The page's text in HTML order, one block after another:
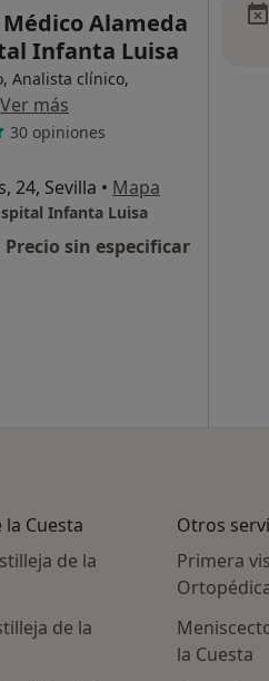
Alameda
Infanta Luisa
Analista clínico,
Ver más
30 opiniones
24, Sevilla • Mapa
Infanta Luisa
Precio sin especificar
Cuesta
de la
de la
Otros
Primera
la Cuesta